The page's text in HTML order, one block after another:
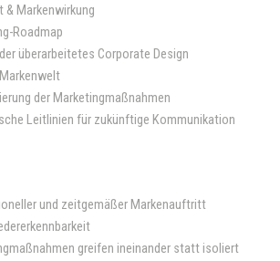
& Markenwirkung
Roadmap
überarbeitetes Corporate Design
der Marketingmaßnahmen
Leitlinien für zukünftige Kommunikation
und zeitgemäßer Markenauftritt
greifen ineinander statt isoliert